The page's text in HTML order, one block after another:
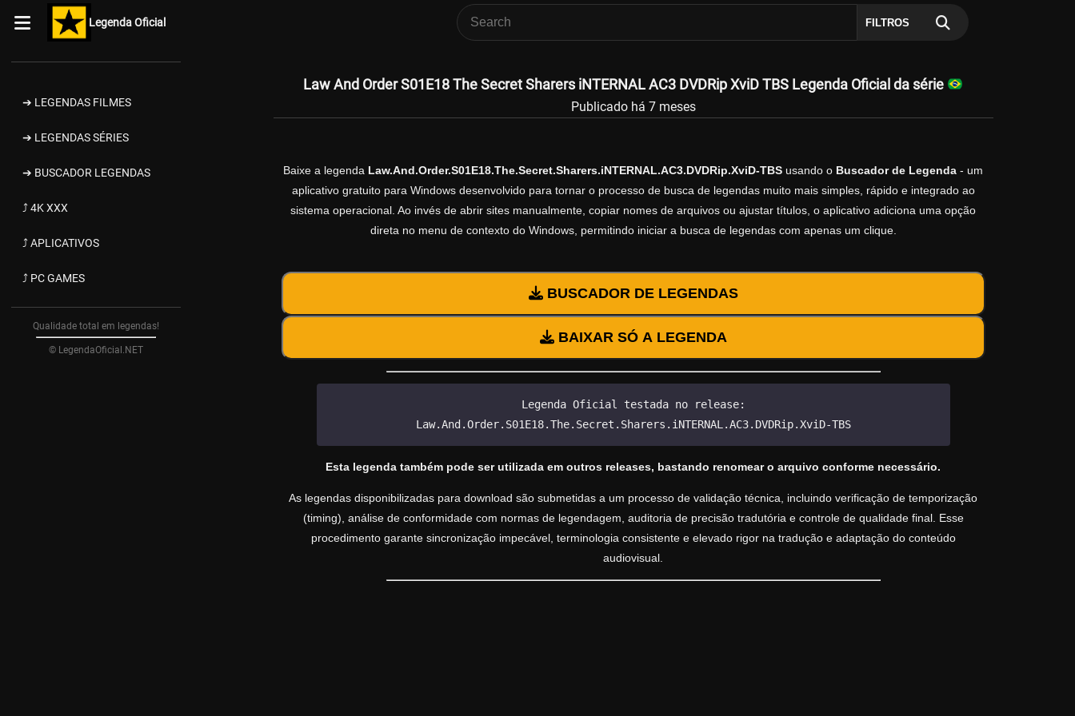
Legenda Oficial FILTROS
➔ LEGENDAS FILMES
➔ LEGENDAS SÉRIES
➔ BUSCADOR LEGENDAS
⤴ 4K XXX
⤴ APLICATIVOS
⤴ PC GAMES
Qualidade total em legendas!
© LegendaOficial.NET
Law And Order S01E18 The Secret Sharers iNTERNAL AC3 DVDRip XviD TBS Legenda Oficial da série
Publicado há 7 meses
Baixe a legenda Law.And.Order.S01E18.The.Secret.Sharers.iNTERNAL.AC3.DVDRip.XviD-TBS usando o Buscador de Legenda - um
aplicativo gratuito para Windows desenvolvido para tornar o processo de busca de legendas muito mais simples, rápido e integrado ao
sistema operacional. Ao invés de abrir sites manualmente, copiar nomes de arquivos ou ajustar títulos, o aplicativo adiciona uma opção
direta no menu de contexto do Windows, permitindo iniciar a busca de legendas com apenas um clique.
BUSCADOR DE LEGENDAS
BAIXAR SÓ A LEGENDA
Legenda Oficial testada no release:
Law.And.Order.S01E18.The.Secret.Sharers.iNTERNAL.AC3.DVDRip.XviD-TBS
Esta legenda também pode ser utilizada em outros releases, bastando renomear o arquivo conforme necessário.
As legendas disponibilizadas para download são submetidas a um processo de validação técnica, incluindo verificação de temporização
(timing), análise de conformidade com normas de legendagem, auditoria de precisão tradutória e controle de qualidade final. Esse
procedimento garante sincronização impecável, terminologia consistente e elevado rigor na tradução e adaptação do conteúdo
audiovisual.